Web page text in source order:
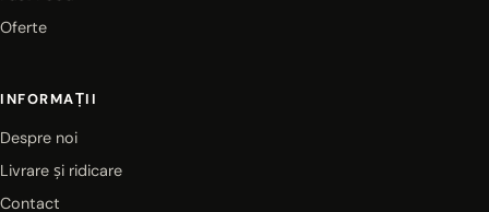
Oferte
INFORMAȚII
Despre noi
Livrare și ridicare
Contact